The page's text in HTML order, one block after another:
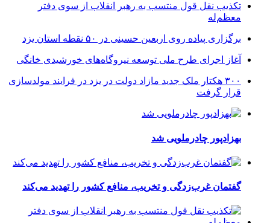
تکذیب نقل قول منتسب به رهبر انقلاب از سوی دفتر
معظم‌له
برگزاری پیاده روی اربعین حسینی در ۵۰ نقطه استان یزد
آغاز اجرای طرح ملی توسعه نیروگاه‌های خورشیدی خانگی
۳۰۰ هکتار ملک جدید مازاد دولت در یزد در فرایند مولدسازی
قرار گرفت
بهزادپور چادرملویی شد
گفتمان غرب‌زدگی و تخریب، منافع کشور را تهدید می‌کند